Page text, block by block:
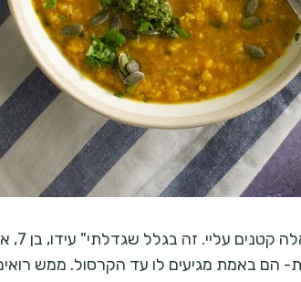
"אמא,
הם באמת מגיעים לו עד הקרסול. ממש